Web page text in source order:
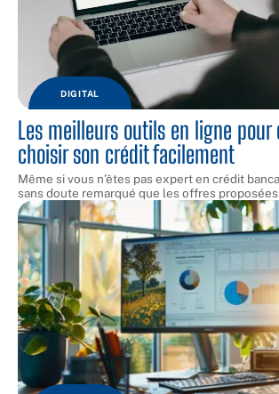
DIGITAL
Les meilleurs outils en ligne pour
choisir son crédit facilement
Même si vous n’êtes pas expert en crédit
sans doute remarqué que les offres proposées